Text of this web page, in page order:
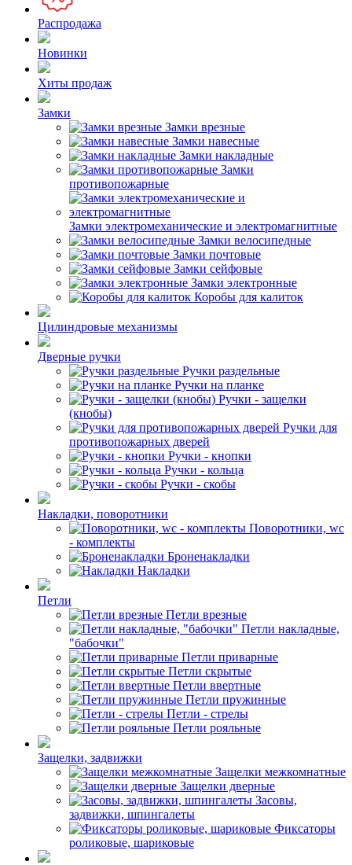
Распродажа
Новинки
Хиты продаж
Замки
Замки врезные
Замки навесные
Замки накладные
Замки
противопожарные
Замки электромеханические и электромагнитные
Замки велосипедные
Замки почтовые
Замки сейфовые
Замки электронные
Коробы для калиток
Цилиндровые механизмы
Дверные ручки
Ручки раздельные
Ручки на планке
Ручки - защелки
(кнобы)
Ручки для
противопожарных дверей
Ручки - кнопки
Ручки - кольца
Ручки - скобы
Накладки, поворотники
Поворотники, wc
- комплекты
Броненакладки
Накладки
Петли
Петли врезные
Петли накладные,
"бабочки"
Петли приварные
Петли скрытые
Петли ввертные
Петли пружинные
Петли - стрелы
Петли рояльные
Защелки, задвижки
Защелки межкомнатные
Защелки дверные
Засовы,
задвижки, шпингалеты
Фиксаторы
роликовые, шариковые